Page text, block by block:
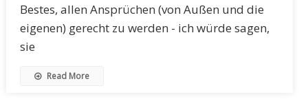
Bestes, allen Ansprüchen (von Außen und die
eigenen) gerecht zu werden - ich würde sagen,
sie
Read More